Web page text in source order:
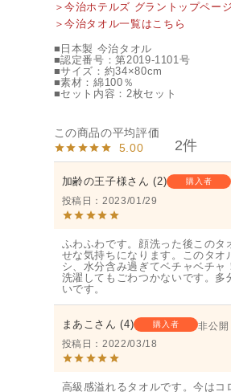
＞今治ホテルズ グラントップペー
＞今治タオル一覧はこちら
■日本製 今治タオル
■認定番号：第2019-1101号
■サイズ：約34×80cm
■素材：綿100％
■セット内容：2枚セット
5.00 2
加齢の王子様 2 購入者
投稿日
2023/01/29
ふわふわです。顔洗った後このタ
せな気持ちになります。このタオ
シ、水分含み過ぎてベチャベチャ
洗濯してもごわつかないです。多
いです。
まあこ 4 購入者
非公開
投稿日
2022/03/18
高級感溢れるタオルです。今はコ